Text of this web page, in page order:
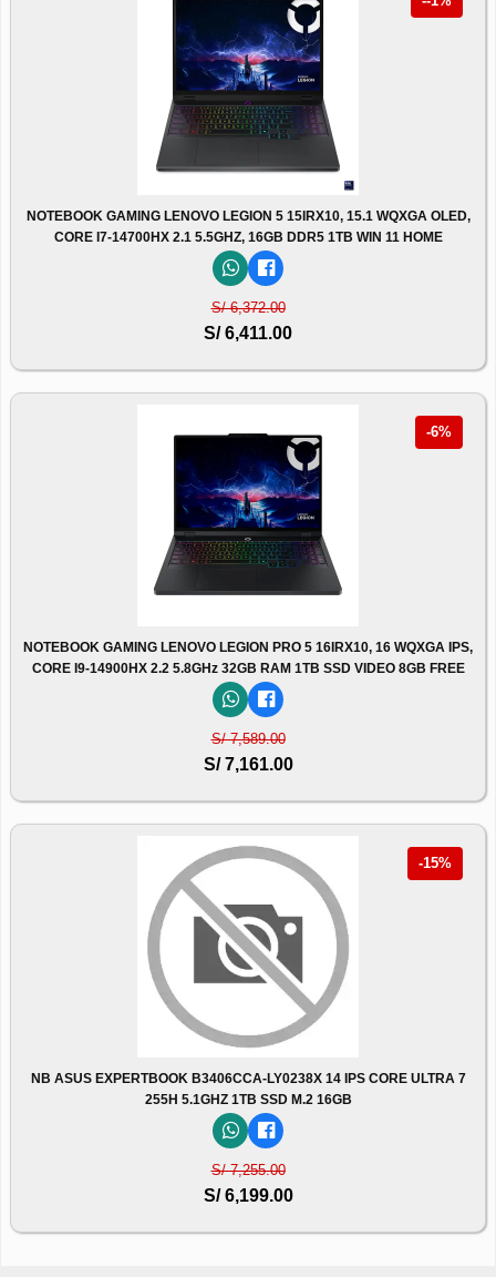
NOTEBOOK GAMING LENOVO LEGION 5 15IRX10, 15.1 WQXGA OLED,
CORE I7-14700HX 2.1 5.5GHZ, 16GB DDR5 1TB WIN 11 HOME
S/ 6,372.00
S/ 6,411.00
-6%
NOTEBOOK GAMING LENOVO LEGION PRO 5 16IRX10, 16 WQXGA IPS,
CORE I9-14900HX 2.2 5.8GHz 32GB RAM 1TB SSD VIDEO 8GB FREE
S/ 7,589.00
S/ 7,161.00
-15%
NB ASUS EXPERTBOOK B3406CCA-LY0238X 14 IPS CORE ULTRA 7
255H 5.1GHZ 1TB SSD M.2 16GB
S/ 7,255.00
S/ 6,199.00